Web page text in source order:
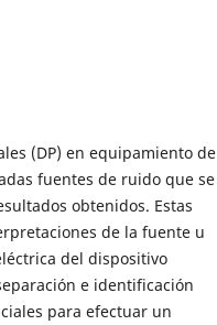
(DP) en equipamiento de
fuentes de ruido que se
obtenidos. Estas
de la fuente u
del dispositivo
e identificación
para efectuar un